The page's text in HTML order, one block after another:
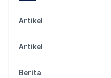
Artikel
Artikel
Berita